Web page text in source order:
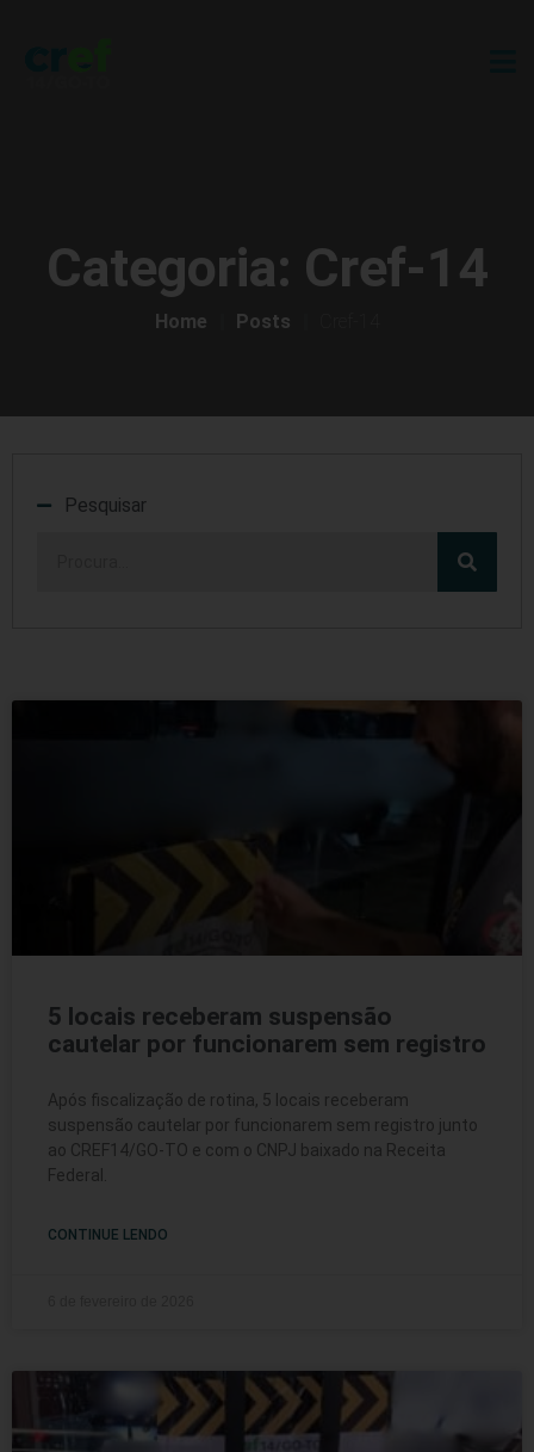
Categoria: Cref-14
Home Posts
Pesquisar
5 locais receberam suspensão
cautelar por funcionarem sem registro
Após fiscalização de rotina, 5 locais receberam
suspensão cautelar por funcionarem sem registro junto
ao CREF14/GO-TO e com o CNPJ baixado na Receita
Federal.
CONTINUE LENDO